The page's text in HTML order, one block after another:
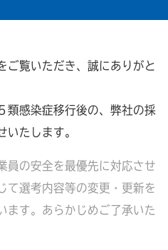
ご覧いただき、誠にありがと
類感染症移行後の、弊社の採
いたします。
員の安全を最優先に対応させ
て選考内容等の変更・更新を
ます。あらかじめご了承いた